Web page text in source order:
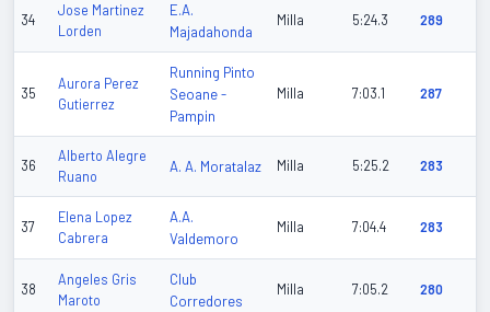
34
Jose Martinez
Lorden
E.A.
Majadahonda
Milla 5:24.3 289
35
Aurora Perez
Gutierrez
Running Pinto
Seoane -
Pampin
Milla 7:03.1 287
36
Alberto Alegre
Ruano
A. A. Moratalaz Milla 5:25.2 283
37
Elena Lopez
Cabrera
A.A.
Valdemoro
Milla 7:04.4 283
38
Angeles Gris
Maroto
Club
Corredores
Milla 7:05.2 280